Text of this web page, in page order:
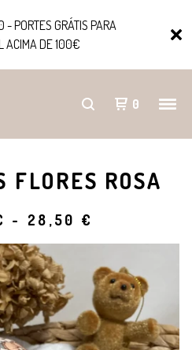
- PORTES GRÁTIS PARA
ACIMA DE 100€
0
FLORES ROSA
- 28,50 €